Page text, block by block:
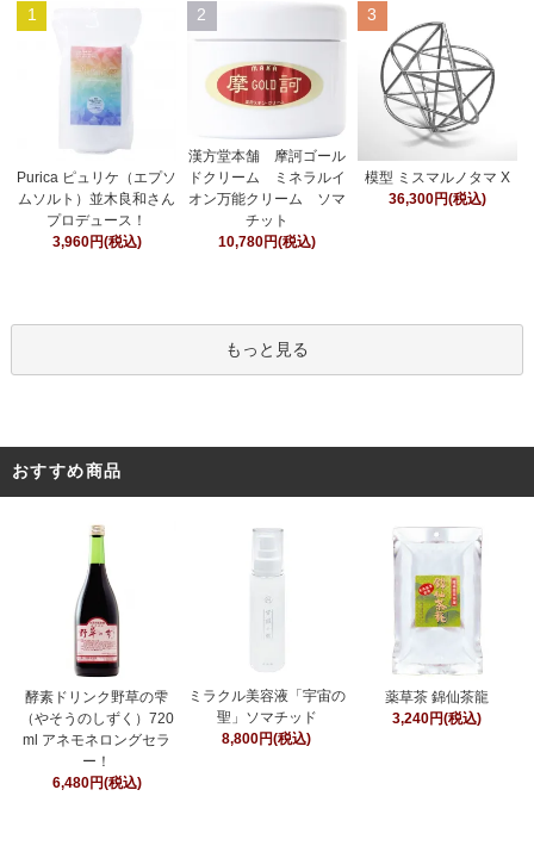
1
Purica ピュリケ（エプソ
ムソルト）並木良和さん
プロデュース！
3,960円(税込)
2
漢方堂本舗 摩訶ゴール
ドクリーム ミネラルイ
オン万能クリーム ソマ
チット
10,780円(税込)
3
模型 ミスマルノタマ X
36,300円(税込)
もっと見る
おすすめ商品
酵素ドリンク野草の雫
（やそうのしずく）720
ml アネモネロングセラ
ー！
6,480円(税込)
ミラクル美容液「宇宙の
聖」ソマチッド
8,800円(税込)
薬草茶 錦仙茶龍
3,240円(税込)